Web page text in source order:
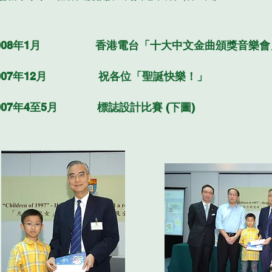
年1月 香港電台「十大中文金曲頒獎音樂會
年12月 祝各位「聖誕快樂！」
年4至5月 標誌設計比賽 (下圖)